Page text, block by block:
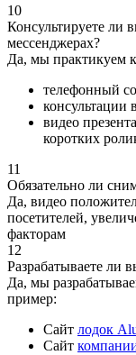
10
Консультируете ли
мессенджерах?
Да, мы практикуем
телефонный
консультации
видео
коротких
11
Обязательно ли
Да, видео
посетителей,
факторам
12
Разрабатываете ли
Да, мы
пример:
Сайт лодок
Сайт